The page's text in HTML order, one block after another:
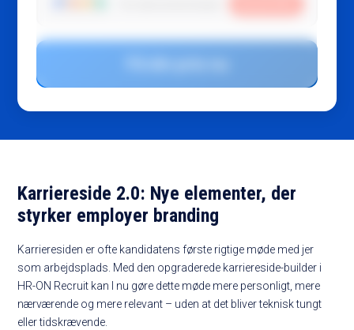
Karriereside 2.0: Nye elementer, der
styrker employer branding
Karrieresiden er ofte kandidatens første rigtige møde med jer
som arbejdsplads. Med den opgraderede karriereside-builder i
HR-ON Recruit kan I nu gøre dette møde mere personligt, mere
nærværende og mere relevant – uden at det bliver teknisk tungt
eller tidskrævende.